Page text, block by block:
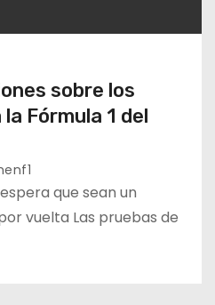
sobre los
Fórmula 1 del
que sean un
vuelta Las pruebas de